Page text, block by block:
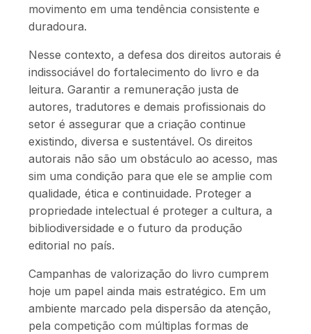
movimento em uma tendência consistente e
duradoura.
Nesse contexto, a defesa dos direitos autorais é
indissociável do fortalecimento do livro e da
leitura. Garantir a remuneração justa de
autores, tradutores e demais profissionais do
setor é assegurar que a criação continue
existindo, diversa e sustentável. Os direitos
autorais não são um obstáculo ao acesso, mas
sim uma condição para que ele se amplie com
qualidade, ética e continuidade. Proteger a
propriedade intelectual é proteger a cultura, a
bibliodiversidade e o futuro da produção
editorial no país.
Campanhas de valorização do livro cumprem
hoje um papel ainda mais estratégico. Em um
ambiente marcado pela dispersão da atenção,
pela competição com múltiplas formas de